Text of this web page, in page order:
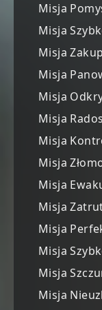
Misja
Misja
Misja
Misja
Misja
Misja
Misja
Misja
Misja
Misja
Misja
Misja
Misja
Misja